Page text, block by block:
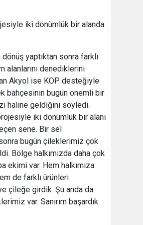
iki dönümlük bir alanda
dönüş yaptıktan sonra farklı
alanlarını denediklerini
Akyol ise KOP desteğiyle
bahçesinin bugün önemli bir
haline geldiğini söyledi.
iki dönümlük bir alanı
sene. Bir sel
bugün çileklerimiz çok
Bölge halkımızda daha çok
ekimi var. Hem halkımıza
de farklı ürünleri
çileğe girdik. Şu anda da
var. Sanırım başardık